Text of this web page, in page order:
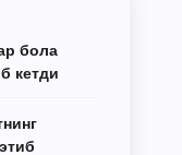
бола
кетди